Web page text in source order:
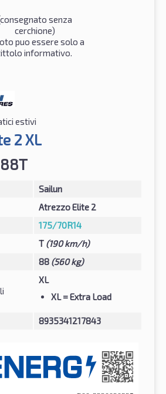
senza
cerchione)
puo essere solo a
informativo.
estivi
2 XL
Sailun
Atrezzo Elite 2
175/70R14
T (190 km/h)
88 (560 kg)
XL
XL= Extra Load
8935341217843